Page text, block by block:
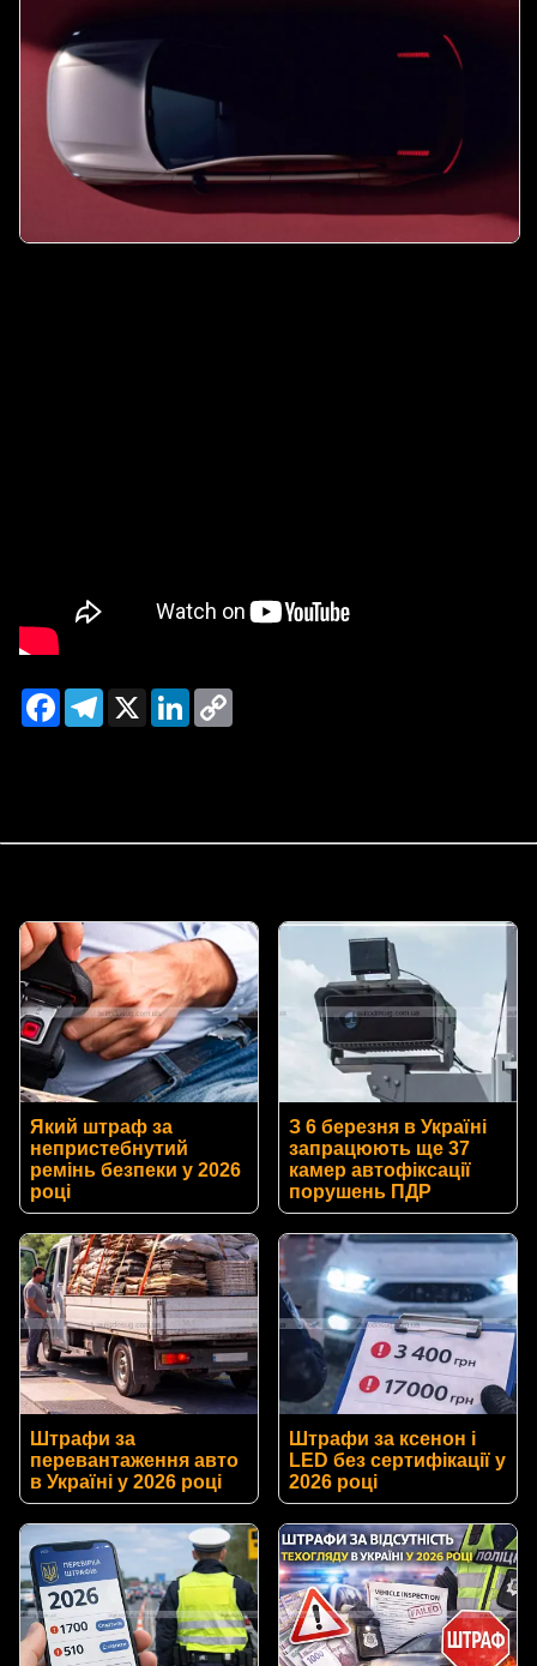
FacebookTelegram
X LinkedIn
Який штраф за
непристебнутий
ремінь безпеки у 2026
році
З 6 березня в Україні
запрацюють ще 37
камер автофіксації
порушень ПДР
Штрафи за
перевантаження авто
в Україні у 2026 році
Штрафи за ксенон і
LED без сертифікації у
2026 році